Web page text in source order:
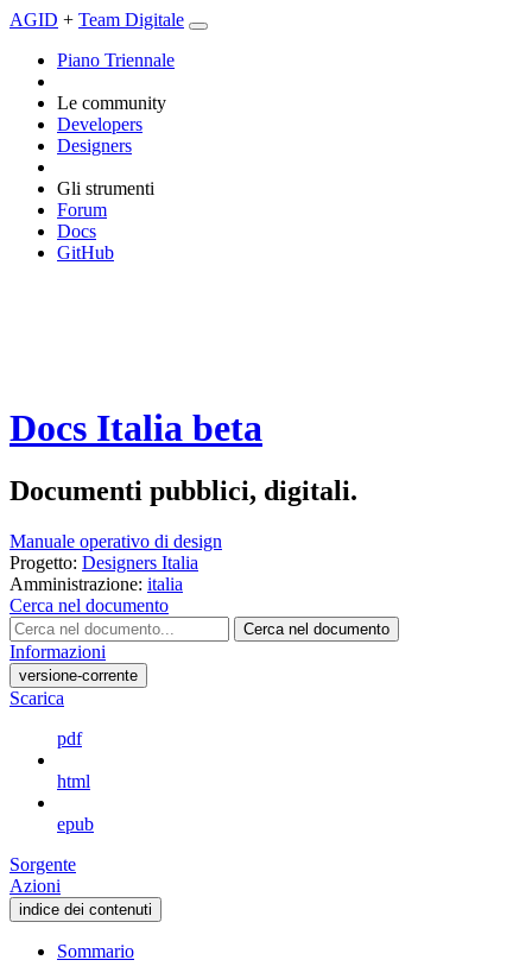
AGID + Team Digitale
Piano Triennale
Le community
Developers
Designers
Gli strumenti
Forum
Docs
GitHub
Docs Italia beta
Documenti pubblici, digitali.
Manuale operativo di design
Progetto: Designers Italia
Amministrazione: italia
Cerca nel documento
Cerca nel documento
Informazioni
versione-corrente
Scarica
pdf
html
epub
Sorgente
Azioni
indice dei contenuti
Sommario